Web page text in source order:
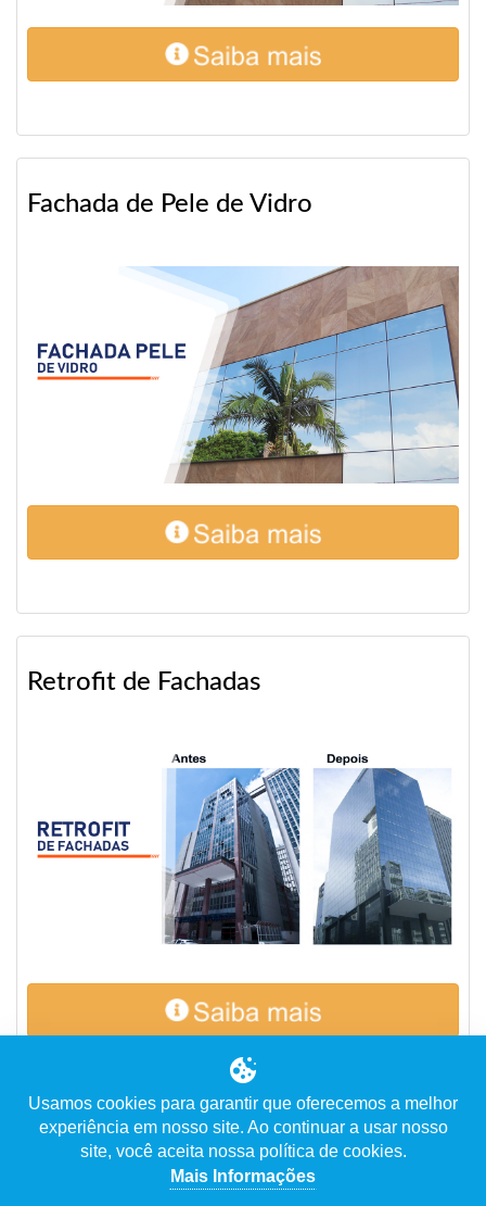
Fachada de Pele de Vidro
Retrofit de Fachadas
Usamos cookies para garantir que oferecemos a melhor
experiência em nosso site. Ao continuar a usar nosso
site, você aceita nossa política de cookies.
Mais Informações